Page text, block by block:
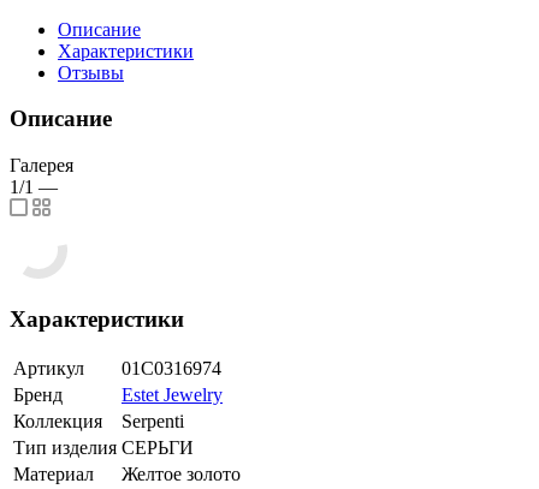
Описание
Характеристики
Отзывы
Описание
Галерея
1/1 —
Характеристики
Артикул
01С0316974
Бренд
Estet Jewelry
Коллекция
Serpenti
Тип изделия СЕРЬГИ
Материал
Желтое золото